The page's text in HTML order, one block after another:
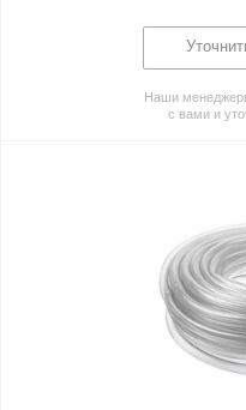
Наши
с вами и